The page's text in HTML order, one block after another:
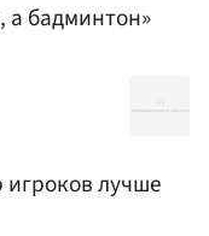
а бадминтон»
игроков лучше